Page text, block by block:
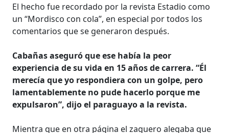
El hecho fue recordado por la revista Estadio como
un “Mordisco con cola”, en especial por todos los
comentarios que se generaron después.
Cabañas aseguró que ese había la peor
experiencia de su vida en 15 años de carrera. “Él
merecía que yo respondiera con un golpe, pero
lamentablemente no pude hacerlo porque me
expulsaron”, dijo el paraguayo a la revista.
Mientra que en otra página el zaguero alegaba que